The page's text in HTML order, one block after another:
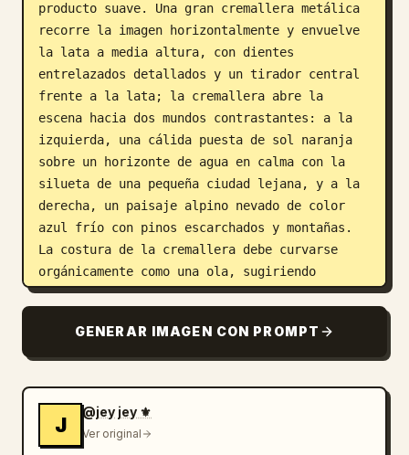
producto suave. Una gran cremallera metálica
recorre la imagen horizontalmente y envuelve
la lata a media altura, con dientes
entrelazados detallados y un tirador central
frente a la lata; la cremallera abre la
escena hacia dos mundos contrastantes: a la
izquierda, una cálida puesta de sol naranja
sobre un horizonte de agua en calma con la
silueta de una pequeña ciudad lejana, y a la
derecha, un paisaje alpino nevado de color
azul frío con pinos escarchados y montañas.
La costura de la cremallera debe curvarse
orgánicamente como una ola, sugiriendo
visualmente que la lata contiene mundos
publicitario mínimo en blanco: en la parte
superior central escribe open happiness ,
inferior central escribe
real magic is inside
negrita; coloca un pequeño logotipo de Coca-
GENERAR IMAGEN CON PROMPT
J
@jey jey ⚜️
Ver original